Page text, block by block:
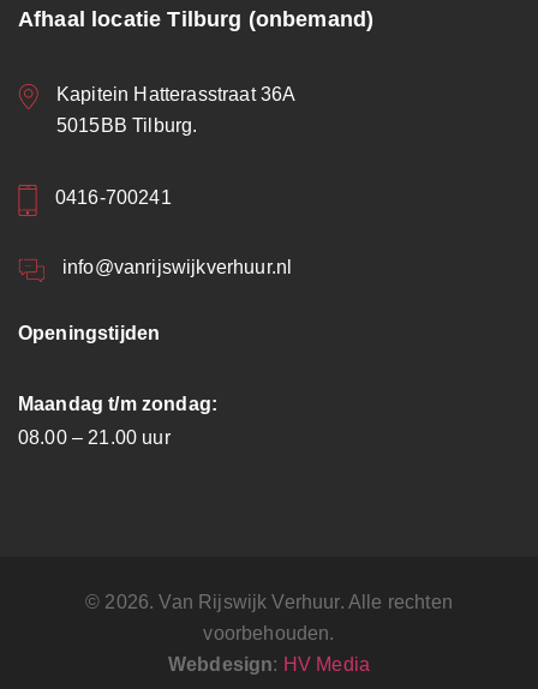
Afhaal locatie Tilburg (onbemand)
Kapitein Hatterasstraat 36A
5015BB Tilburg.
0416-700241
info@vanrijswijkverhuur.nl
Openingstijden
Maandag t/m zondag:
08.00 – 21.00 uur
© 2026. Van Rijswijk Verhuur. Alle rechten
voorbehouden.
Webdesign: HV Media